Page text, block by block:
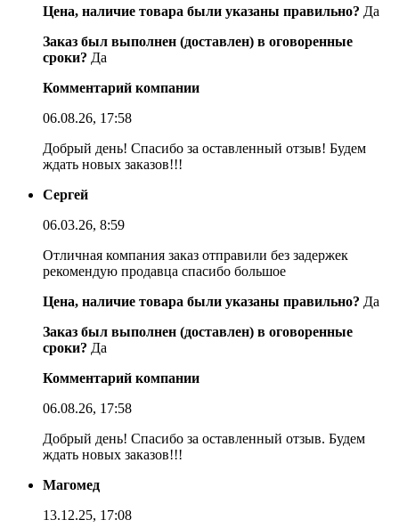
Цена, наличие товара были указаны правильно? Да
Заказ был выполнен (доставлен) в оговоренные
сроки? Да
Комментарий компании
06.08.26, 17:58
Добрый день! Спасибо за оставленный отзыв! Будем
ждать новых заказов!!!
Сергей
06.03.26, 8:59
Отличная компания заказ отправили без задержек
рекомендую продавца спасибо большое
Цена, наличие товара были указаны правильно? Да
Заказ был выполнен (доставлен) в оговоренные
сроки? Да
Комментарий компании
06.08.26, 17:58
Добрый день! Спасибо за оставленный отзыв. Будем
ждать новых заказов!!!
Магомед
13.12.25, 17:08